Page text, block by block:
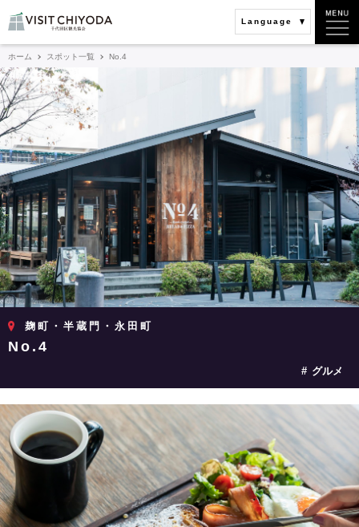
Language
ホーム スポット一覧 No.4
麹町・半蔵門・永田町
No.4
グルメ